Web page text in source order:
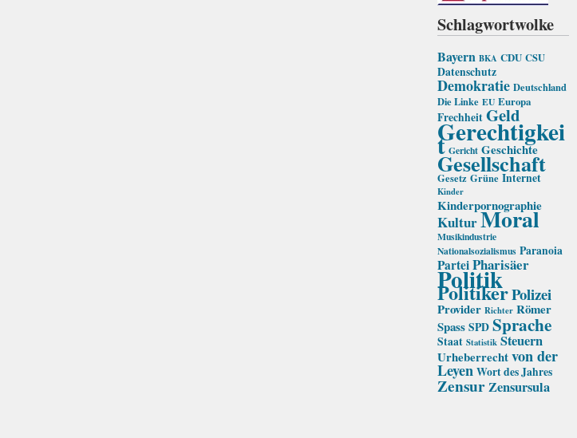
Schlagwortwolke
Bayern BKA CDU CSU
Datenschutz
Demokratie Deutschland
Die Linke EU Europa
Frechheit Geld
Gerechtigkei
t Gericht Geschichte
Gesellschaft
Gesetz Grüne Internet
Kinder
Kinderpornographie
KulturMoral
Musikindustrie
Nationalsozialismus Paranoia
ParteiPharisäer
Politik
PolitikerPolizei
Provider Richter Römer
Spass SPD Sprache
Staat Statistik Steuern
Urheberrechtvon der
Leyen Wort des Jahres
ZensurZensursula